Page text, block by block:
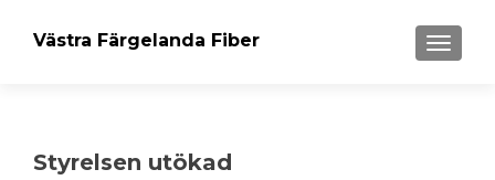
VÄXLA
Västra Färgelanda Fiber
Styrelsen utökad